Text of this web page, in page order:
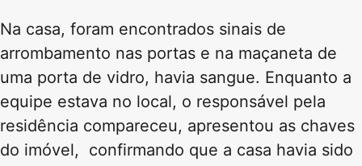
Na casa, foram encontrados sinais de
arrombamento nas portas e na maçaneta de
uma porta de vidro, havia sangue. Enquanto a
equipe estava no local, o responsável pela
residência compareceu, apresentou as chaves
do imóvel, confirmando que a casa havia sido